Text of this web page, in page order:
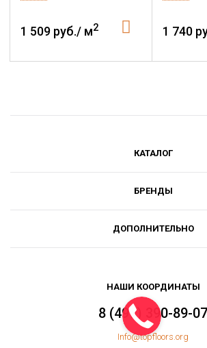
1 509 руб./ м2 1 740
КАТАЛОГ
БРЕНДЫ
ДОПОЛНИТЕЛЬНО
НАШИ КООРДИНАТЫ
8 (499) 390-89-07
Info@topfloors.org